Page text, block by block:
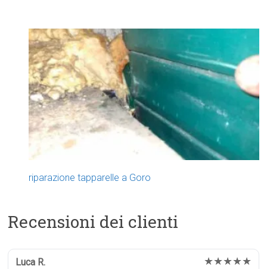
riparazione tapparelle a Goro
Recensioni dei clienti
Luca R. ★★★★★